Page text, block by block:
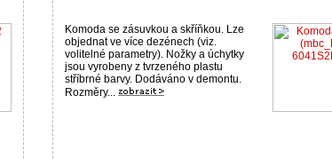
Komoda se zásuvkou a skříňkou. Lze
objednat ve více dezénech (viz.
volitelné parametry). Nožky a úchytky
jsou vyrobeny z tvrzeného plastu
stříbrné barvy. Dodáváno v demontu.
Rozměry...